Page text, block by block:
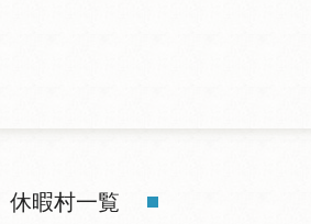
休暇村一覧